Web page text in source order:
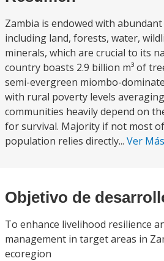
Zambia is endowed with
including land, forests, water,
minerals, which are crucial to its
country boasts 2.9 billion m³ of
semi-evergreen miombo-
with rural poverty levels
communities heavily depend on
for survival. Majority if not most
population relies directly... Ver Más
Objetivo de
To enhance livelihood resilience
management in target areas in
ecoregion